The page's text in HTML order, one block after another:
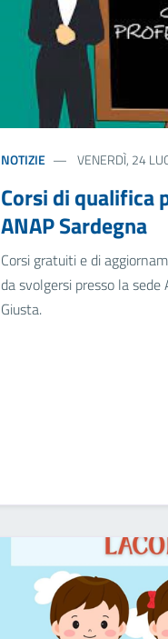
NOTIZIE VENERDÌ, 24
Corsi di qualifica
ANAP Sardegna
Corsi gratuiti e di
da svolgersi presso la sede
Giusta.